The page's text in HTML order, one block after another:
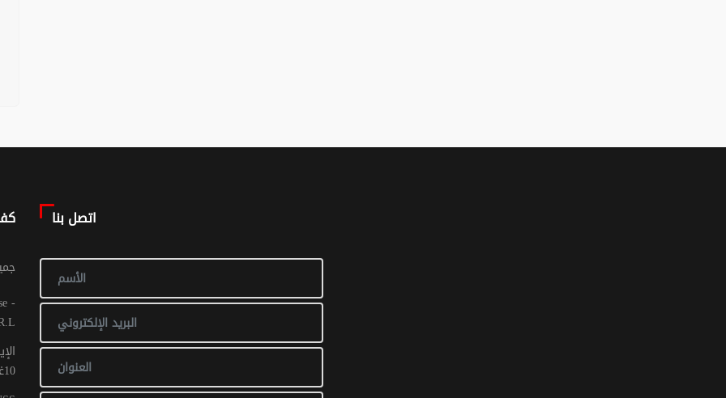
©
10غشت 2016: عدد 1 - 017 ص ح
اتصل بنا